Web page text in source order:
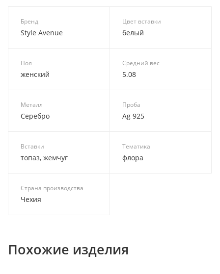
Бренд
Style Avenue
Цвет вставки
белый
Пол
женский
Средний вес
5.08
Металл
Серебро
Проба
Ag 925
Вставки
топаз, жемчуг
Тематика
флора
Страна производства
Чехия
Похожие изделия